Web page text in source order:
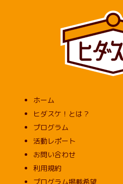
ホーム
ヒダスケ！とは？
プログラム
活動レポート
お問い合わせ
利用規約
プログラム掲載希望